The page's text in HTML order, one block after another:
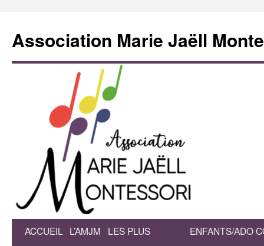
Association Marie Jaëll
Aller
ACCUEIL L’AMJM
LES PLUS
ENFANTS/ADO